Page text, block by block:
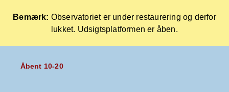
Bemærk: Observatoriet er under restaurering og derfor
lukket. Udsigtsplatformen er åben.
Skip
Åbent 10-20